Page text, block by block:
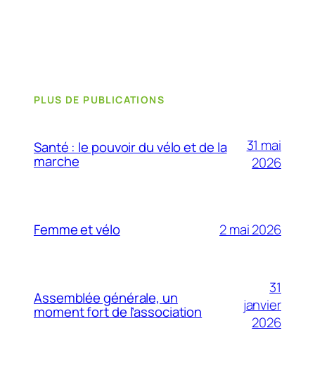
PLUS DE PUBLICATIONS
Santé : le pouvoir du vélo et de la
marche
31 mai
2026
Femme et vélo 2 mai 2026
Assemblée générale, un
moment fort de l’association
31
janvier
2026